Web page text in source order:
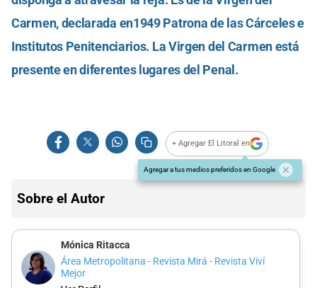
Carmen, declarada en1949 Patrona de las Cárceles e
Institutos Penitenciarios. La Virgen del Carmen está
presente en diferentes lugares del Penal.
+ Agregar El Litoral en
Agregar a tus medios preferidos en Google
Sobre el Autor
Mónica Ritacca
Área Metropolitana - Revista Mirá - Revista Viví
Mejor